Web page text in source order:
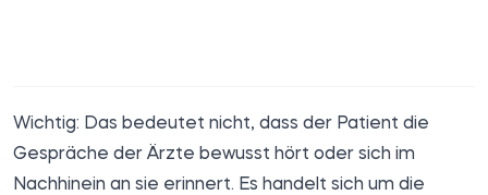
Wichtig: Das bedeutet nicht, dass der Patient die
Gespräche der Ärzte bewusst hört oder sich im
Nachhinein an sie erinnert. Es handelt sich um die